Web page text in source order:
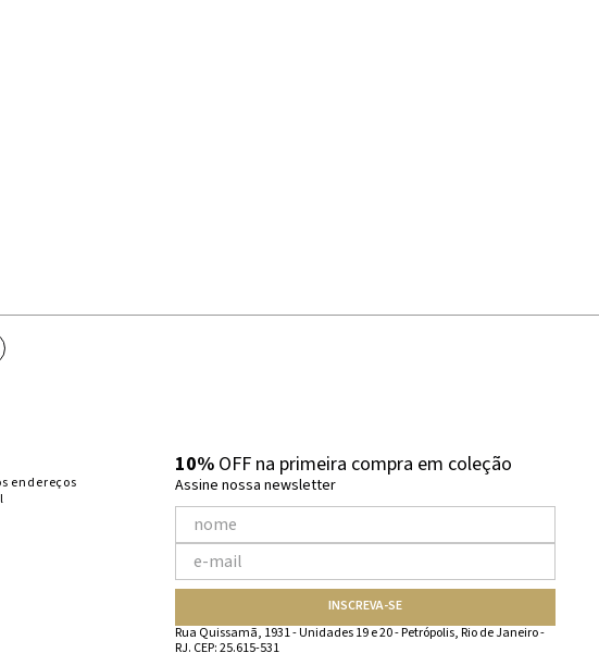
endereços
10%OFF na primeira compra em coleção
Assine nossa newsletter
INSCREVA-SE
Rua Quissamã, 1931 - Unidades 19 e 20 - Petrópolis, Rio de Janeiro -
RJ. CEP: 25.615-531